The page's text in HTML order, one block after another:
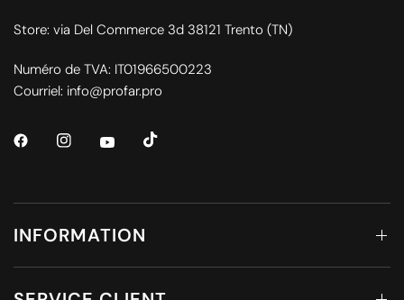
Store: via Del Commerce 3d 38121 Trento (TN)
Numéro de TVA: IT01966500223
Courriel: info@profar.pro
INFORMATION